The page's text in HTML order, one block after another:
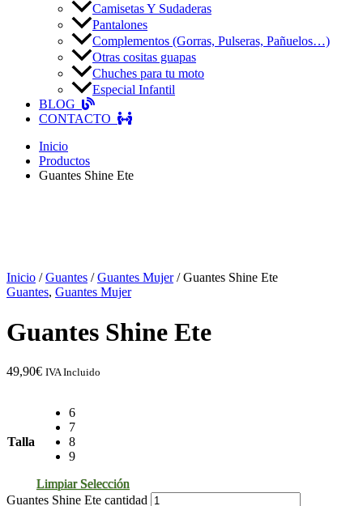
Camisetas Y Sudaderas
Pantalones
Complementos (Gorras, Pulseras, Pañuelos…)
Otras cositas guapas
Chuches para tu moto
Especial Infantil
BLOG
CONTACTO
Inicio
Productos
Guantes Shine Ete
Inicio /Guantes /Guantes Mujer/ Guantes Shine Ete
Guantes, Guantes Mujer
Guantes Shine Ete
49,90€ IVA Incluido
Talla
6
7
8
9
Limpiar Selección
Guantes Shine Ete cantidad